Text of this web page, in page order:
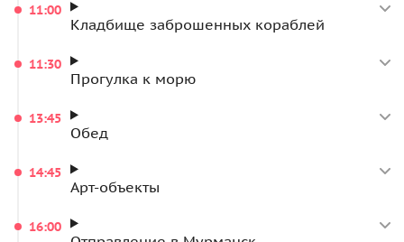
11:00
Кладбище заброшенных кораблей
11:30
Прогулка к морю
13:45
Обед
14:45
Арт-объекты
16:00